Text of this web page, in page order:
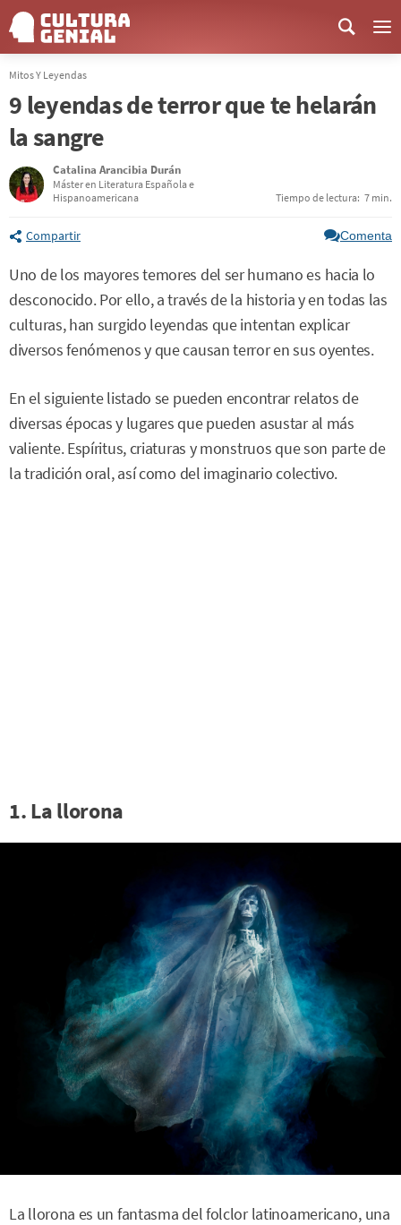
Mitos Y Leyendas
9 leyendas de terror que te helarán
la sangre
Catalina Arancibia Durán
Máster en Literatura Española e
Hispanoamericana
Tiempo de lectura: 7 min.
Compartir Comenta
Uno de los mayores temores del ser humano es hacia lo
desconocido. Por ello, a través de la historia y en todas las
culturas, han surgido leyendas que intentan explicar
diversos fenómenos y que causan terror en sus oyentes.
En el siguiente listado se pueden encontrar relatos de
diversas épocas y lugares que pueden asustar al más
valiente. Espíritus, criaturas y monstruos que son parte de
la tradición oral, así como del imaginario colectivo.
1. La llorona
La llorona es un fantasma del folclor latinoamericano, una